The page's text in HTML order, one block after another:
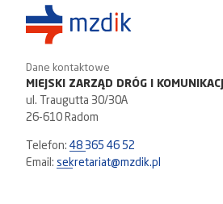
Dane kontaktowe
MIEJSKI ZARZĄD DRÓG I KOMUNIKACJI
ul. Traugutta 30/30A
26-610 Radom
Telefon:48 365 46 52
Email:sekretariat@mzdik.pl